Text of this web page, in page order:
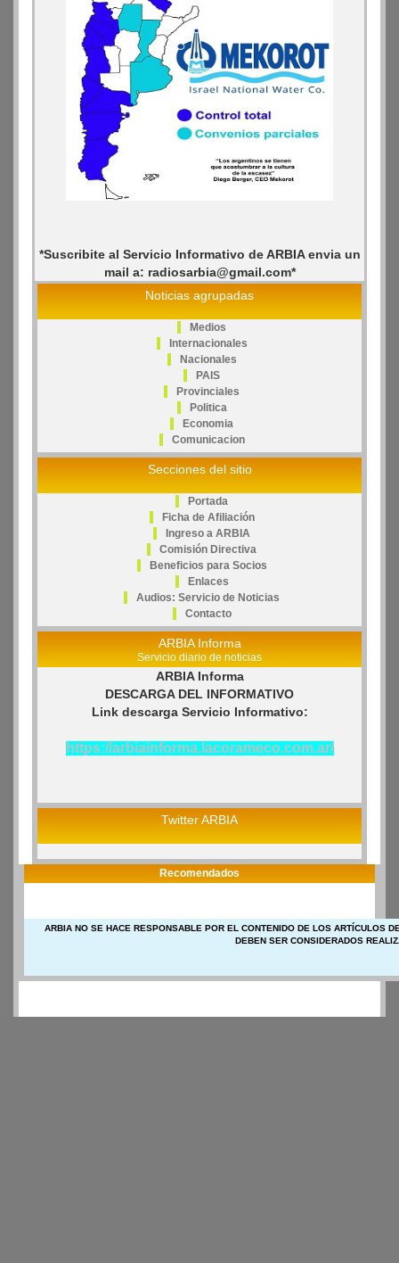
*Suscribite al Servicio Informativo de ARBIA envia un
mail a: radiosarbia@gmail.com*
Noticias agrupadas
Medios
Internacionales
Nacionales
PAIS
Provinciales
Politica
Economia
Comunicacion
Secciones del sitio
Portada
Ficha de Afiliación
Ingreso a ARBIA
Comisión Directiva
Beneficios para Socios
Enlaces
Audios: Servicio de Noticias
Contacto
ARBIA Informa
Servicio diario de noticias
ARBIA Informa
DESCARGA DEL INFORMATIVO
Link descarga Servicio Informativo:
https://arbiainforma.lacorameco.com.ar/
Twitter ARBIA
Recomendados
ARBIA NO SE HACE RESPONSABLE POR EL CONTENIDO DE LOS ARTÍCULOS
DEBEN SER CONSIDERADOS